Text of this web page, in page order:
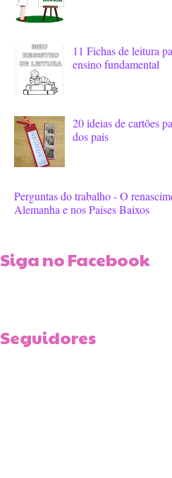
11 Fichas de leitura
ensino fundamental
20 ideias de cartões
dos pais
Perguntas do trabalho - O
Alemanha e nos Países Baixos
Siga no Facebook
Seguidores